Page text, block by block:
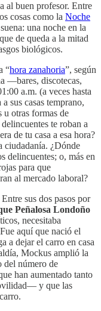
al buen profesor. Entre
cosas como la Noche
una noche en la
de queda a la mitad
biológicos.
“hora zanahoria”, según
—bares, discotecas,
a.m. (a veces hasta
sus casas temprano,
u otras formas de
te roban a
de tu casa a esa hora?
ciudadanía. ¿Dónde
delincuentes; o, más en
para que
al mercado laboral?
sus dos pasos por
Peñalosa Londoño
necesitaba
Fue aquí que nació el
a dejar el carro en casa
Mockus amplió la
del número de
han aumentado tanto
y que las